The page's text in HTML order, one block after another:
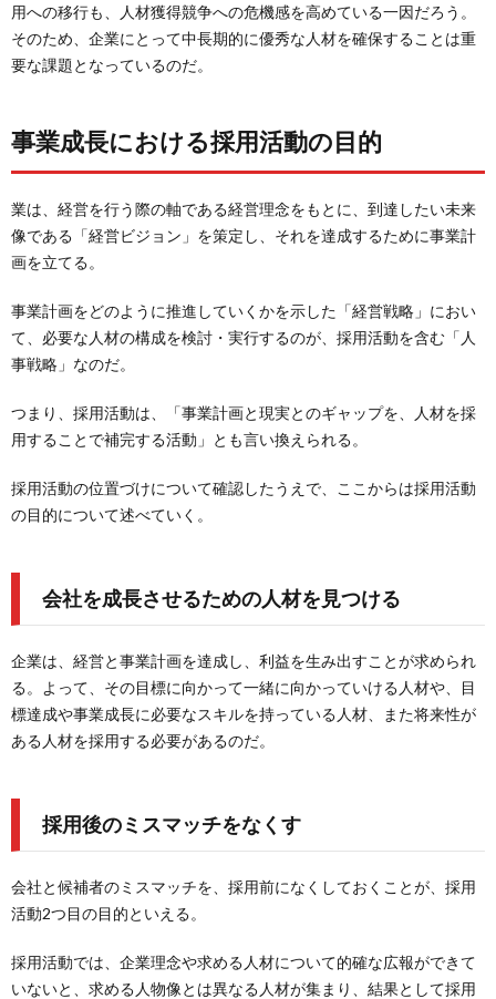
用への移行も、人材獲得競争への危機感を高めている一因だろう。
そのため、企業にとって中長期的に優秀な人材を確保することは重
要な課題となっているのだ。
事業成長における採用活動の目的
業は、経営を行う際の軸である経営理念をもとに、到達したい未来
像である「経営ビジョン」を策定し、それを達成するために事業計
画を立てる。
事業計画をどのように推進していくかを示した「経営戦略」におい
て、必要な人材の構成を検討・実行するのが、採用活動を含む「人
事戦略」なのだ。
つまり、採用活動は、「事業計画と現実とのギャップを、人材を採
用することで補完する活動」とも言い換えられる。
採用活動の位置づけについて確認したうえで、ここからは採用活動
の目的について述べていく。
会社を成長させるための人材を見つける
企業は、経営と事業計画を達成し、利益を生み出すことが求められ
る。よって、その目標に向かって一緒に向かっていける人材や、目
標達成や事業成長に必要なスキルを持っている人材、また将来性が
ある人材を採用する必要があるのだ。
採用後のミスマッチをなくす
会社と候補者のミスマッチを、採用前になくしておくことが、採用
活動2つ目の目的といえる。
採用活動では、企業理念や求める人材について的確な広報ができて
いないと、求める人物像とは異なる人材が集まり、結果として採用